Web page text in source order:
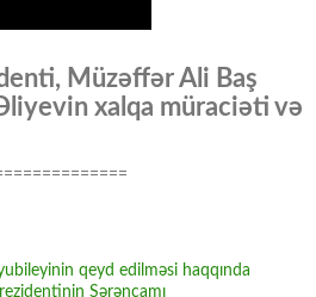
Müzəffər Ali Baş
xalqa müraciəti və
qeyd edilməsi haqqında
Sərəncamı